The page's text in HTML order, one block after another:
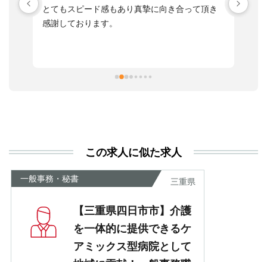
とてもスピード感もあり真摯に向き合って頂き
感謝しております。
が
この求人に似た求人
一般事務・秘書 三重県
【三重県四日市市】介護
を一体的に提供できるケ
アミックス型病院として